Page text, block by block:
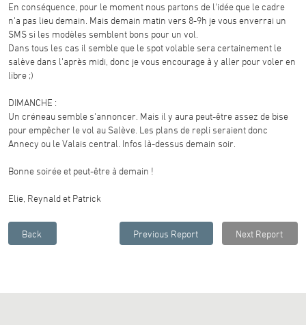
En conséquence, pour le moment nous partons de l'idée que le cadre
n'a pas lieu demain. Mais demain matin vers 8-9h je vous enverrai un
SMS si les modèles semblent bons pour un vol.
Dans tous les cas il semble que le spot volable sera certainement le
salève dans l'après midi, donc je vous encourage à y aller pour voler en
libre ;)
DIMANCHE :
Un créneau semble s'annoncer. Mais il y aura peut-être assez de bise
pour empêcher le vol au Salève. Les plans de repli seraient donc
Annecy ou le Valais central. Infos là-dessus demain soir.
Bonne soirée et peut-être à demain !
Elie, Reynald et Patrick